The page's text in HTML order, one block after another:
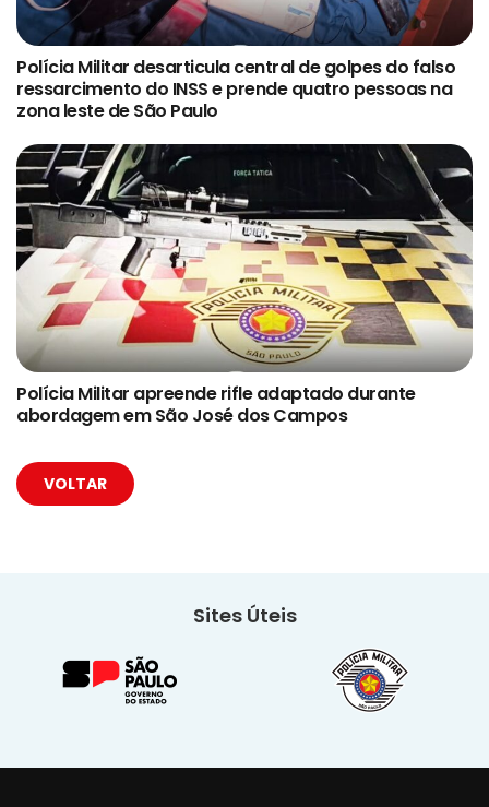
Polícia Militar desarticula central de golpes do falso
ressarcimento do INSS e prende quatro pessoas na
zona leste de São Paulo
Polícia Militar apreende rifle adaptado durante
abordagem em São José dos Campos
VOLTAR
Sites Úteis